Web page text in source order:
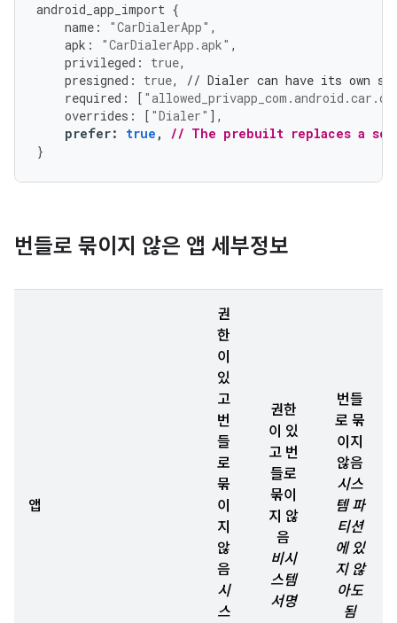
android_app_import {
name : "CarDialerApp" ,
apk : "CarDialerApp.apk" ,
privileged : true,
presigned : true,
// Dialer can have its own
required : [
overrides : [ "Dialer" ],
prefer: true ,
// The prebuilt replaces a
}
번들로 묶이지 않은 앱 세부정보
앱
권
한
이
있
고
번
들
로
묶
이
지
않
음
시
스
권한
이 있
고 번
들로
묶이
지 않
음
비시
스템
서명
번들
로 묶
이지
않음
시스
템 파
티션
에 있
지 않
아도
됨